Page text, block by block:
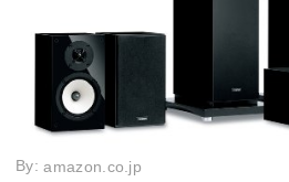
By:amazon.co.jp